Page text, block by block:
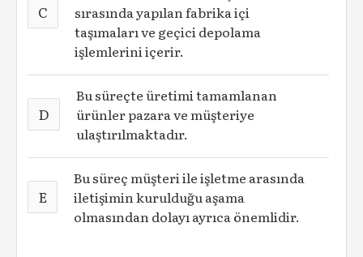
C
sırasında yapılan fabrika içi
taşımaları ve geçici depolama
işlemlerini içerir.
D
Bu süreçte üretimi tamamlanan
ürünler pazara ve müşteriye
ulaştırılmaktadır.
E
Bu süreç müşteri ile işletme arasında
iletişimin kurulduğu aşama
olmasından dolayı ayrıca önemlidir.